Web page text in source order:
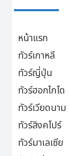
หน้าแรก
ทัวร์เกาหลี
ทัวร์ญี่ปุ่น
ทัวร์ฮอกไกโด
ทัวร์เวียดนาม
ทัวร์สิงคโปร์
ทัวร์มาเลเซีย